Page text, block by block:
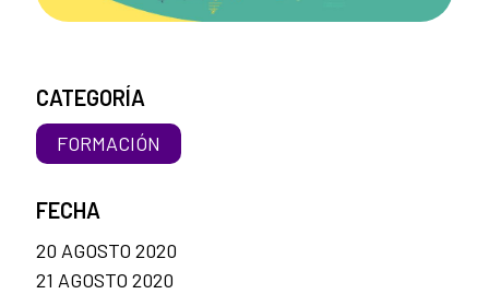
CATEGORÍA
FORMACIÓN
FECHA
20 AGOSTO 2020
21 AGOSTO 2020